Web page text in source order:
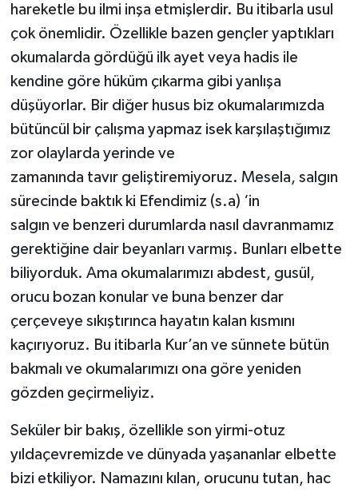
hareketle bu ilmi inşa etmişlerdir. Bu itibarla usul
çok önemlidir. Özellikle bazen gençler yaptıkları
okumalarda gördüğü ilk ayet veya hadis ile
kendine göre hüküm çıkarma gibi yanlışa
düşüyorlar. Bir diğer husus biz okumalarımızda
bütüncül bir çalışma yapmaz isek karşılaştığımız
zor olaylarda yerinde ve
zamanında tavır geliştiremiyoruz. Mesela, salgın
sürecinde baktık ki Efendimiz (s.a) ‘in
salgın ve benzeri durumlarda nasıl davranmamız
gerektiğine dair beyanları varmış. Bunları elbette
biliyorduk. Ama okumalarımızı abdest, gusül,
orucu bozan konular ve buna benzer dar
çerçeveye sıkıştırınca hayatın kalan kısmını
kaçırıyoruz. Bu itibarla Kur’an ve sünnete bütün
bakmalı ve okumalarımızı ona göre yeniden
gözden geçirmeliyiz.
Seküler bir bakış, özellikle son yirmi-otuz
yıldaçevremizde ve dünyada yaşananlar elbette
bizi etkiliyor. Namazını kılan, orucunu tutan, hac
İstanbul Müftülüğü
İzmir Müftülüğü
Kahramanmaraş Müftülüğü
Karabük Müftülüğü
Karaman Müftülüğü
Kastamonu Müftülüğü
Kayseri Müftülüğü
Kilis Müftülüğü
Kırıkkale Müftülüğü
Kırşehir Müftülüğü